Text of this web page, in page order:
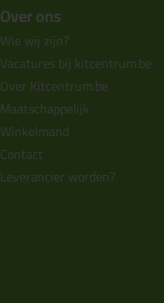
Over ons
Wie wij zijn?
Vacatures bij kitcentrum.be
Over Kitcentrum.be
Maatschappelijk
Winkelmand
Contact
Leverancier worden?